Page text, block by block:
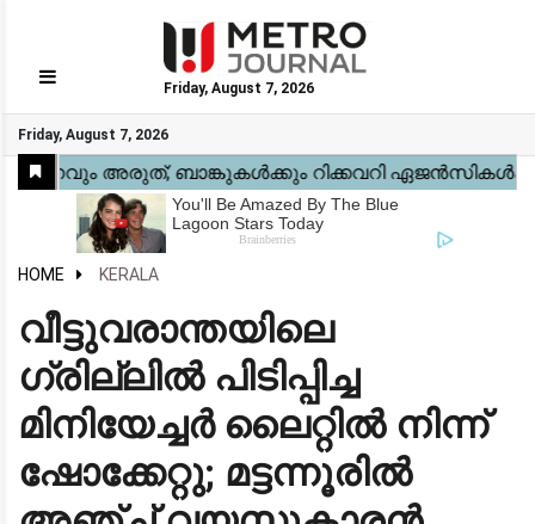
Friday, August 7, 2026
Friday, August 7, 2026
GO
Home
Kerala
National
Gulf
World
Sports
Movies
Health
Automobile
Travel
Education
Novel
Business
Technology
Webstory
HOME KERALA
വീട്ടുവരാന്തയിലെ
ഗ്രില്ലിൽ പിടിപ്പിച്ച
മിനിയേച്ചർ ലൈറ്റിൽ നിന്ന്
ഷോക്കേറ്റു; മട്ടന്നൂരിൽ